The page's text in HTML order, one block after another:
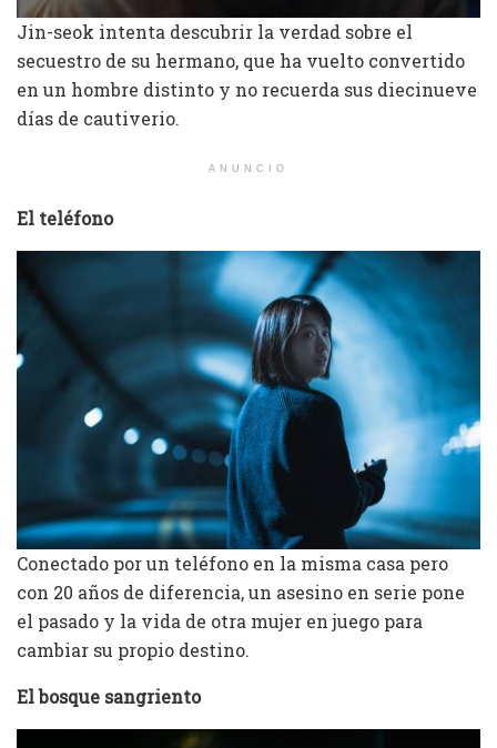
Jin-seok intenta descubrir la verdad sobre el
secuestro de su hermano, que ha vuelto convertido
en un hombre distinto y no recuerda sus diecinueve
días de cautiverio.
ANUNCIO
El teléfono
Conectado por un teléfono en la misma casa pero
con 20 años de diferencia, un asesino en serie pone
el pasado y la vida de otra mujer en juego para
cambiar su propio destino.
El bosque sangriento